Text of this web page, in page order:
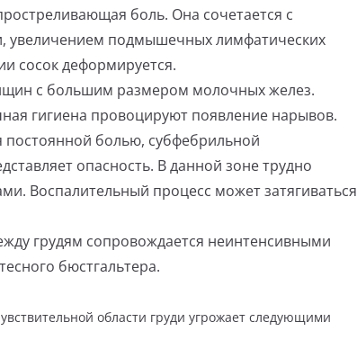
боль. Она сочетается с
увеличением подмышечных лимфатических
сосок деформируется.
с большим размером молочных желез.
гигиена провоцируют появление нарывов.
постоянной болью, субфебрильной
опасность. В данной зоне трудно
Воспалительный процесс может затягиваться
грудям сопровождается неинтенсивными
бюстгальтера.
области груди угрожает следующими